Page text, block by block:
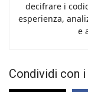
decifrare i
esperienza,
e
Condividi con